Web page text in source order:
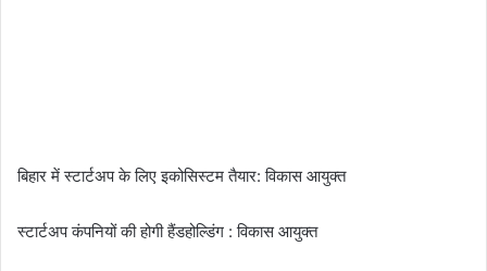
बिहार में स्टार्टअप के लिए इकोसिस्टम तैयार: विकास आयुक्त
स्टार्टअप कंपनियों की होगी हैंडहोल्डिंग : विकास आयुक्त